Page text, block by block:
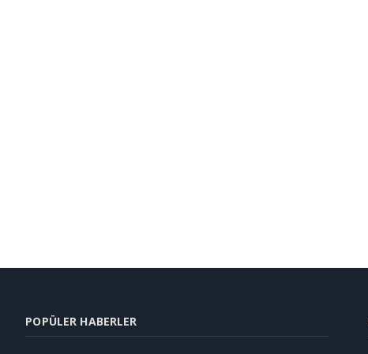
POPÜLER HABERLER